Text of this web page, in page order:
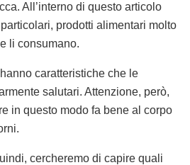
All’interno di questo articolo
prodotti alimentari molto
li consumano.
caratteristiche che le
salutari. Attenzione, però,
in questo modo fa bene al corpo
cercheremo di capire quali